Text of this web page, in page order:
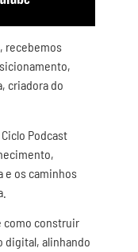
recebemos
criadora do
Podcast
e os caminhos
como construir
digital, alinhando